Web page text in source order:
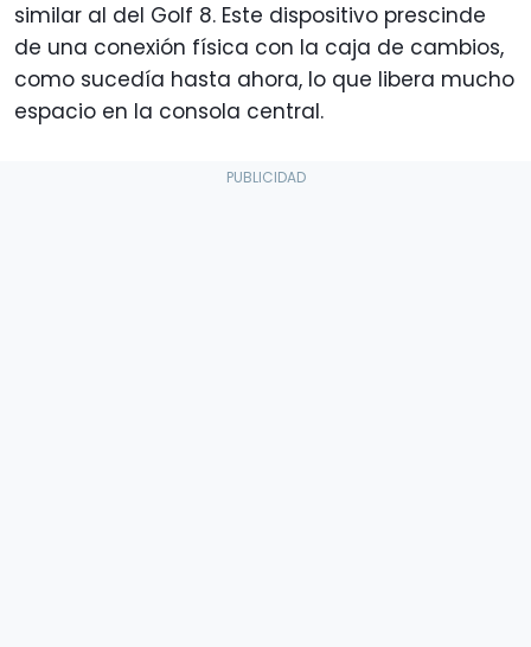
similar al del Golf 8. Este dispositivo prescinde
de una conexión física con la caja de cambios,
como sucedía hasta ahora, lo que libera mucho
espacio en la consola central.